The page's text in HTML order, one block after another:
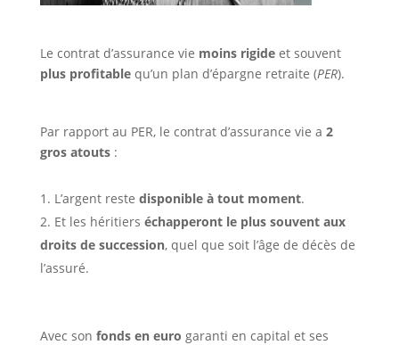
Le contrat d’assurance vie moins rigideet souvent
plus profitablequ’un plan d’épargne retraite (PER).
Par rapport au PER, le contrat d’assurance vie a 2
gros atouts:
L’argent reste disponible à tout moment.
Et les héritiers échapperont le plus souvent aux
droits de succession, quel que soit l’âge de décès de
l’assuré.
Avec son fonds en euro garanti en capital et ses